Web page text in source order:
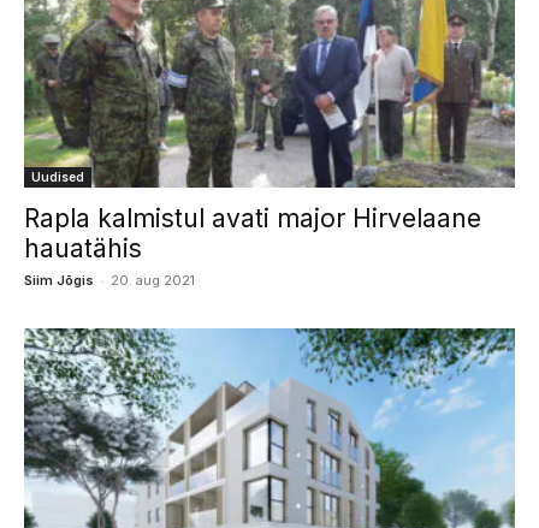
Uudised
Rapla kalmistul avati major Hirvelaane
hauatähis
Siim Jõgis - 20. aug 2021